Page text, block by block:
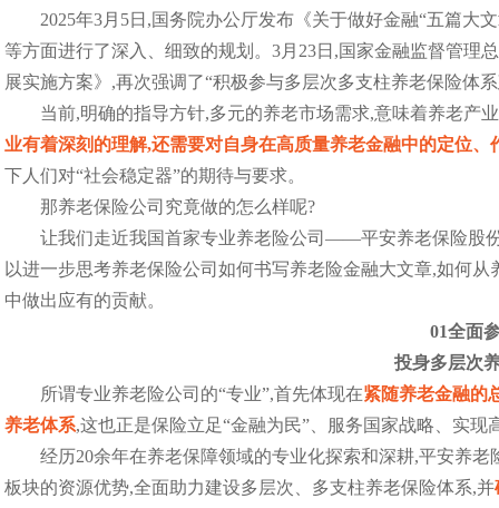
2025年3月5日,国务院办公厅发布《关于做好金融“五篇大
等方面进行了深入、细致的规划。3月23日,国家金融监督管理
展实施方案》,再次强调了“积极参与多层次多支柱养老保险体
当前,明确的指导方针,多元的养老市场需求,意味着养老产
业有着深刻的理解,还需要对自身在高质量养老金融中的定位
下人们对“社会稳定器”的期待与要求。
那养老保险公司究竟做的怎么样呢?
让我们走近我国首家专业养老险公司——平安养老保险股
以进一步思考养老保险公司如何书写养老险金融大文章,如何
中做出应有的贡献。
01全面
投身多层次
所谓专业养老险公司的“专业”,首先体现在紧随养老金融的
养老体系,这也正是保险立足“金融为民”、服务国家战略、实现
经历20余年在养老保障领域的专业化探索和深耕,平安养
板块的资源优势,全面助力建设多层次、多支柱养老保险体系,并